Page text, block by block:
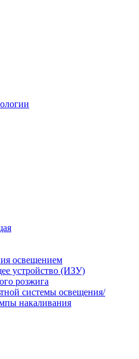
освещением
устройство (ИЗУ)
розжига
системы освещения/
накаливания